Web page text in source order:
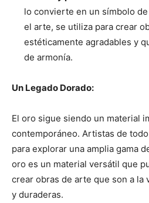
lo convierte en un símbolo
el arte, se utiliza para crear
estéticamente agradables y
de armonía.
Un Legado Dorado:
El oro sigue siendo un material
contemporáneo. Artistas de
para explorar una amplia gama
oro es un material versátil que
crear obras de arte que son a la
y duraderas.